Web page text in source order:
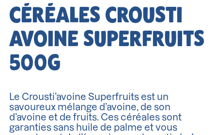
CÉRÉALES CROUSTI
AVOINE SUPERFRUITS
500G
Le Crousti’avoine Superfruits est un
savoureux mélange d’avoine, de son
d’avoine et de fruits. Ces céréales sont
garanties sans huile de palme et vous